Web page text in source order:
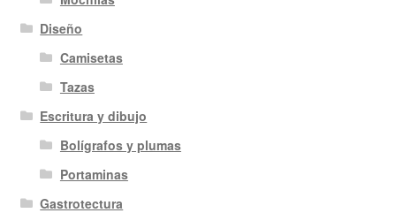
Diseño
Camisetas
Tazas
Escritura y dibujo
Bolígrafos y plumas
Portaminas
Gastrotectura